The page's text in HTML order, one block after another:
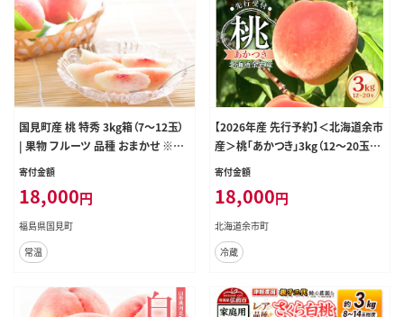
国見町産 桃 特秀 3kg箱（7～12玉）
| 果物 フルーツ 品種 おまかせ ※20
26年8月～発送
寄付金額
18,000円
福島県国見町
常温
【2026年産 先行予約】＜北海道余市
産＞桃「あかつき」3kg（12～20玉）_
Y103-0059
寄付金額
18,000円
北海道余市町
冷蔵